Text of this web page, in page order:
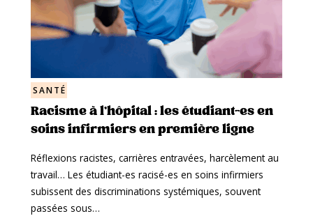
SANTÉ
Racisme à l’hôpital : les étudiant-es en
soins infirmiers en première ligne
Réflexions racistes, carrières entravées, harcèlement au
travail… Les étudiant-es racisé-es en soins infirmiers
subissent des discriminations systémiques, souvent
passées sous…